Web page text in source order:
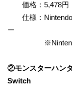
価格：5,478円
仕様：Nintendo
ー
※Nintendo
②モンスターハン
Switch